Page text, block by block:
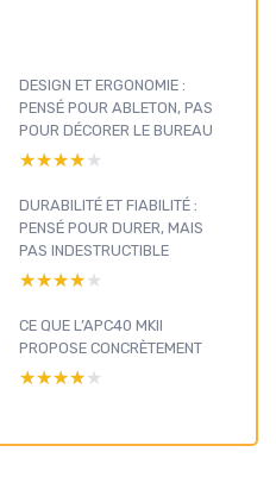
DESIGN ET ERGONOMIE :
PENSÉ POUR ABLETON, PAS
POUR DÉCORER LE BUREAU
★★★★★
★★★★★
DURABILITÉ ET FIABILITÉ :
PENSÉ POUR DURER, MAIS
PAS INDESTRUCTIBLE
★★★★★
★★★★★
CE QUE L’APC40 MKII
PROPOSE CONCRÈTEMENT
★★★★★
★★★★★